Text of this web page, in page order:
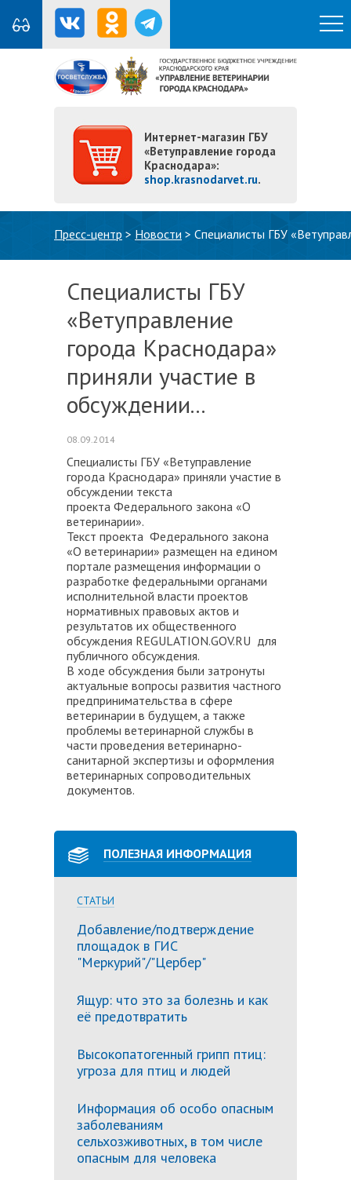
Интернет-магазин ГБУ
«Ветуправление города
Краснодара»:
shop.krasnodarvet.ru.
Пресс-центр > Новости > Специалисты ГБУ
Специалисты ГБУ
«Ветуправление
города Краснодара»
приняли участие в
обсуждении...
08.09.2014
Специалисты ГБУ «Ветуправление
города Краснодара» приняли участие в
обсуждении текста
проекта Федерального закона «О
ветеринарии».
Текст проекта Федерального закона
«О ветеринарии» размещен на едином
портале размещения информации о
разработке федеральными органами
исполнительной власти проектов
нормативных правовых актов и
результатов их общественного
обсуждения REGULATION.GOV.RU для
публичного обсуждения.
В ходе обсуждения были затронуты
актуальные вопросы развития частного
предпринимательства в сфере
ветеринарии в будущем, а также
проблемы ветеринарной службы в
части проведения ветеринарно-
санитарной экспертизы и оформления
ветеринарных сопроводительных
документов.
ПОЛЕЗНАЯ ИНФОРМАЦИЯ
СТАТЬИ
Добавление/подтверждение
площадок в ГИС
"Меркурий"/"Цербер"
Ящур: что это за болезнь и как
её предотвратить
Высокопатогенный грипп птиц:
угроза для птиц и людей
Информация об особо опасным
заболеваниям
сельхозживотных, в том числе
опасным для человека